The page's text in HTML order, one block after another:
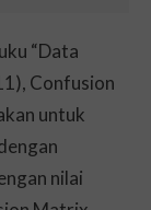
“Data
Confusion
untuk
nilai